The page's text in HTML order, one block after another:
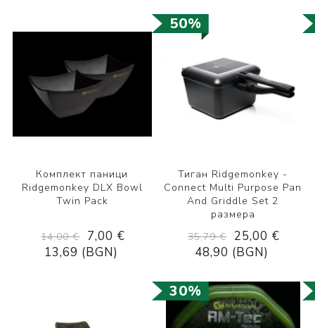
50%
Комплект паници
Ridgemonkey DLX Bowl
Twin Pack
14,00 €
7,00 €
13,69 (BGN)
Тиган Ridgemonkey -
Connect Multi Purpose Pan
And Griddle Set 2
размера
35,79 €
25,00 €
48,90 (BGN)
30%